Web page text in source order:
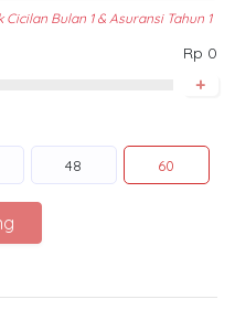
Cicilan Bulan 1 & Asuransi Tahun 1
Rp 0
+
48 60